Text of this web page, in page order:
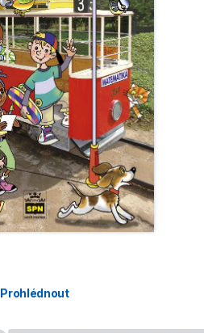
Prohlédnout